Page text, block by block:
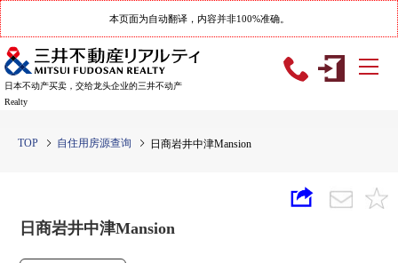
本页面为自动翻译，内容并非100%准确。
日本不动产买卖，交给龙头企业的三井不动产
Realty
TOP 自住用房源查询 日商岩井中津Mansion
日商岩井中津Mansion